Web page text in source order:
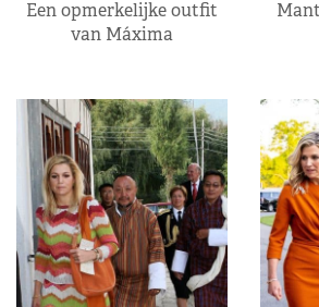
Een opmerkelijke outfit
van Máxima